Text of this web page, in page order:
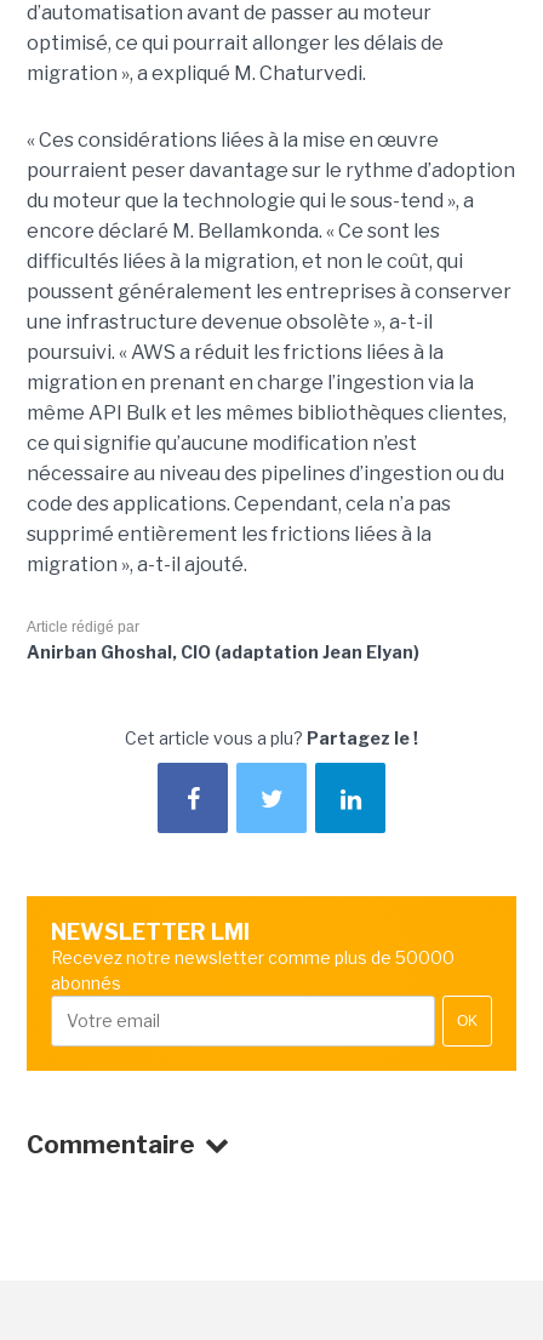
d’automatisation avant de passer au moteur
optimisé, ce qui pourrait allonger les délais de
migration », a expliqué M. Chaturvedi.
« Ces considérations liées à la mise en œuvre
pourraient peser davantage sur le rythme d’adoption
du moteur que la technologie qui le sous-tend », a
encore déclaré M. Bellamkonda. « Ce sont les
difficultés liées à la migration, et non le coût, qui
poussent généralement les entreprises à conserver
une infrastructure devenue obsolète », a-t-il
poursuivi. « AWS a réduit les frictions liées à la
migration en prenant en charge l’ingestion via la
même API Bulk et les mêmes bibliothèques clientes,
ce qui signifie qu’aucune modification n’est
nécessaire au niveau des pipelines d’ingestion ou du
code des applications. Cependant, cela n’a pas
supprimé entièrement les frictions liées à la
migration », a-t-il ajouté.
Article rédigé par
Anirban Ghoshal, CIO (adaptation Jean Elyan)
Cet article vous a plu? Partagez le !
NEWSLETTER LMI
Recevez notre newsletter comme plus de 50000
abonnés
OK
Commentaire